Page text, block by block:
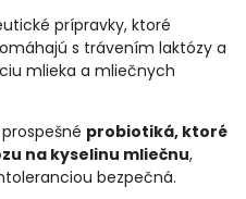
prípravky, ktoré
s trávením laktózy a
mlieka a mliečnych
probiotiká, ktoré
na kyselinu mliečnu,
bezpečná.